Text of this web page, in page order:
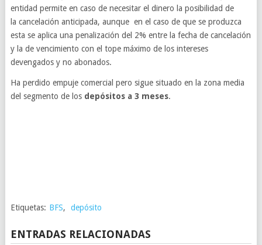
entidad permite en caso de necesitar el dinero la posibilidad de
la cancelación anticipada, aunque en el caso de que se produzca
esta se aplica una penalización del 2% entre la fecha de cancelación
y la de vencimiento con el tope máximo de los intereses
devengados y no abonados.
Ha perdido empuje comercial pero sigue situado en la zona media
del segmento de los depósitos a 3 meses.
Etiquetas: BFS, depósito
ENTRADAS RELACIONADAS